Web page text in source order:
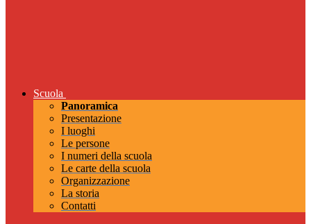
Scuola
Panoramica
Presentazione
I luoghi
Le persone
I numeri della scuola
Le carte della scuola
Organizzazione
La storia
Contatti